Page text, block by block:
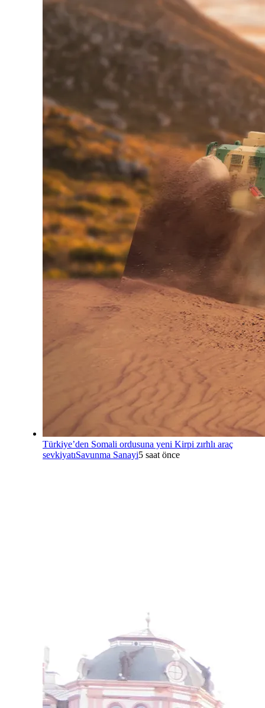
Türkiye’den Somali ordusuna yeni Kirpi zırhlı araç
sevkiyatıSavunma Sanayi5 saat önce